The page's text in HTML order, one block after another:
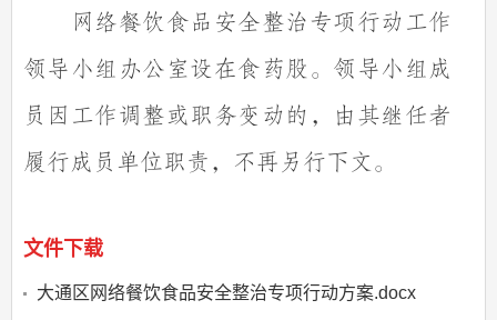
网络餐饮食品安全整治专项行动工作
领导小组办公室设在食药股。领导小组成
员因工作调整或职务变动的，由其继任者
履行成员单位职责，不再另行下文。
文件下载
大通区网络餐饮食品安全整治专项行动方案.docx